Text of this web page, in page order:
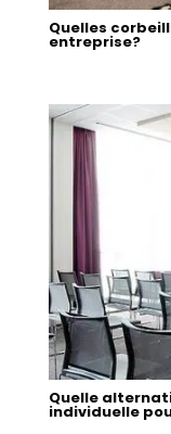
Quelles
entreprise?
Quelle
individuelle